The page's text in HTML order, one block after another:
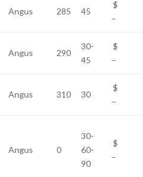
Angus 285 45
$
–
Angus 290
30-
45
$
–
Angus 310 30
$
–
Angus 0
30-
60-
90
$
–